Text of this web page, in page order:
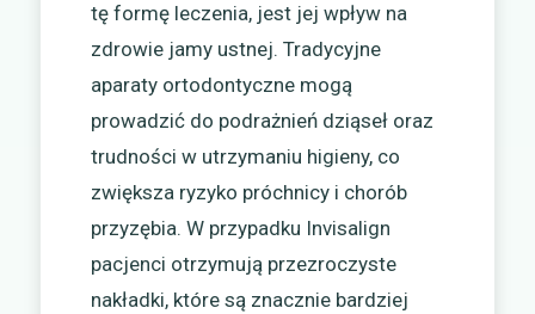
tę formę leczenia, jest jej wpływ na
zdrowie jamy ustnej. Tradycyjne
aparaty ortodontyczne mogą
prowadzić do podrażnień dziąseł oraz
trudności w utrzymaniu higieny, co
zwiększa ryzyko próchnicy i chorób
przyzębia. W przypadku Invisalign
pacjenci otrzymują przezroczyste
nakładki, które są znacznie bardziej